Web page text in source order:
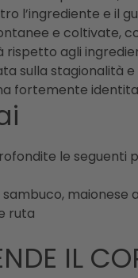
l’ingrediente e il
e coltivate,
agli
sulla stagionalità
fortemente
le seguenti
sambuco, maionese
ruta
IL